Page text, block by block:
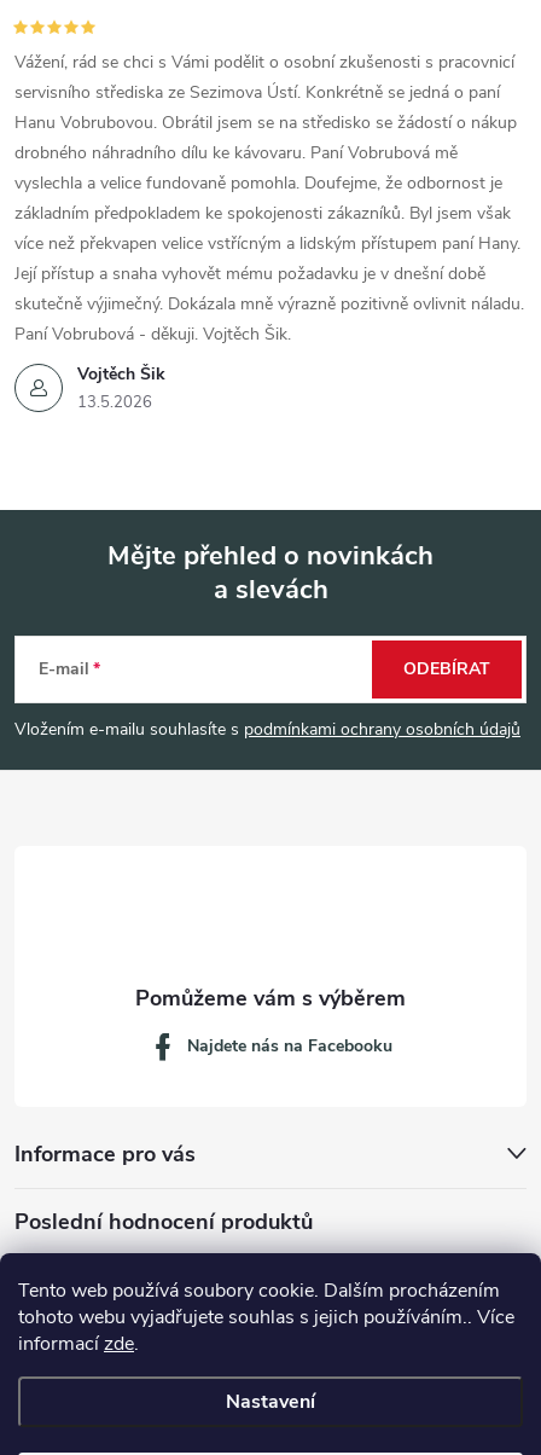
Tento web používá soubory cookie. Dalším procházením
tohoto webu vyjadřujete souhlas s jejich používáním.. Více
informacízde.
Nastavení
Vojtěch Šik
13.5.2026
Vážení, rád se chci s Vámi podělit o osobní zkušenosti s pracovnicí
servisního střediska ze Sezimova Ústí. Konkrétně se jedná o paní
Hanu Vobrubovou. Obrátil jsem se na středisko se žádostí o nákup
drobného náhradního dílu ke kávovaru. Paní Vobrubová mě
vyslechla a velice fundovaně pomohla. Doufejme, že odbornost je
základním předpokladem ke spokojenosti zákazníků. Byl jsem však
více než překvapen velice vstřícným a lidským přístupem paní Hany.
Její přístup a snaha vyhovět mému požadavku je v dnešní době
skutečně výjimečný. Dokázala mně výrazně pozitivně ovlivnit náladu.
Paní Vobrubová - děkuji. Vojtěch Šik.
p
a
Mějte přehled o novinkách
a slevách
E-mail
Vložením e-mailu souhlasíte s podmínkami ochrany osobních údajů
ODEBÍRAT
Informace pro vás
Najdete nás na Facebooku
Poslední hodnocení produktů
Dávkovací lžička na mletou kávu 53132C8134